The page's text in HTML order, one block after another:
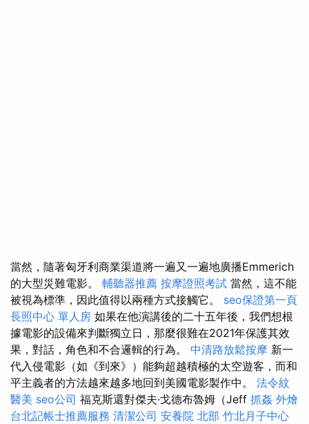
當然，隨著匈牙利商業渠道將一遍又一遍地廣播Emmerich
的大型災難電影。 輔聽器推薦 按摩證照考試 當然，這不能
被視為標準，因此值得以兩種方式接觸它。 seo保證第一頁
長照中心 單人房 如果在他演講後的二十五年後，我們想根
據電影的設備來判斷獨立日，那麼很難在2021年保護其效
果，對話，角色和不合邏輯的行為。 中清路放鬆按摩 新一
代入侵電影（如《到來》）能夠超越積極的太空遊客，而和
平主義者的方法越來越多地回到美國電影製作中。 法令紋
醫美 seo公司 福克斯還對傑夫·戈德布魯姆（Jeff 抓姦 外燴
台北記帳士推薦服務 清潔公司 安養院 北部 竹北月子中心